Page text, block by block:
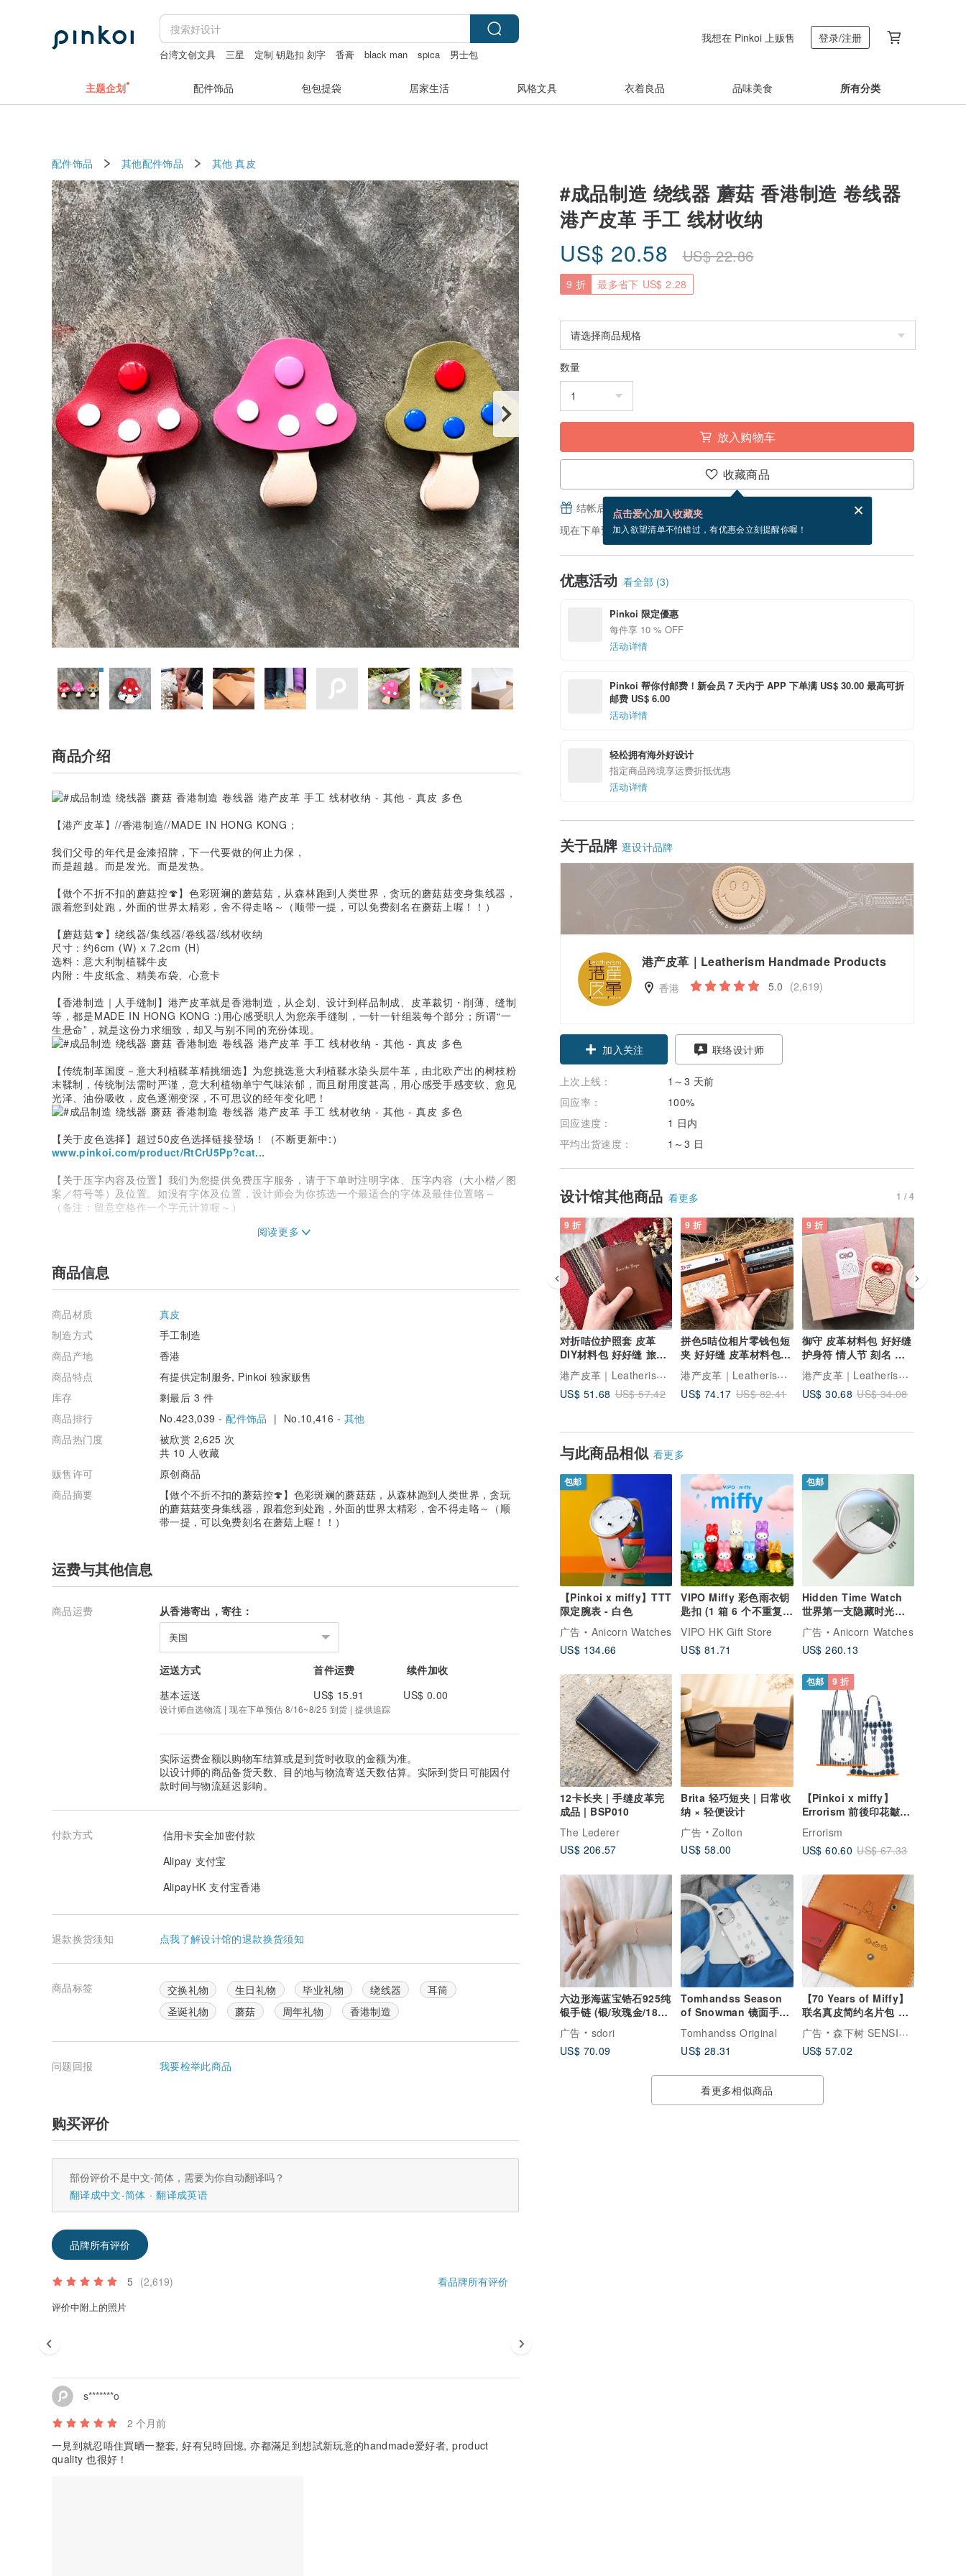
台湾文创文具 三星 定制 钥匙扣 刻字 香膏 black man spica
男士包
我想在 Pinkoi 上贩售 登录/注册
主题企划 配件饰品 包包提袋 居家生活 风格文具 衣着良品 品味美食 所有分类
配件饰品 其他配件饰品 其他 真皮
#成品制造 绕线器 蘑菇 香港制造 卷线器
港产皮革 手工 线材收纳
US$ 20.58 US$22.86
9 折 最多省下 US$ 2.28
数量
放入购物车
收藏商品
点击爱心加入收藏夹
加入欲望清单不怕错过，有优惠会立刻提醒你喔！
结帐后填写并分享，免费帮你寄送电子贺卡。
电子贺卡是什么？
现在下单预估 8/16~8/25 到货。
优惠活动 看全部 (3)
Pinkoi 限定優惠
每件享 10 % OFF
活动详情
Pinkoi 帮你付邮费！新会员 7 天内于 APP 下单满 US$ 30.00 最高可折
邮费 US$ 6.00
活动详情
轻松拥有海外好设计
指定商品跨境享运费折抵优惠
活动详情
关于品牌 逛设计品牌
港产皮革｜Leatherism Handmade Products
香港 5.0 (2,619)
加入关注
联络设计师
上次上线：
1～3 天前
回应率：
100%
回应速度：
1 日内
平均出货速度：
1～3 日
设计馆其他商品 看更多 1 / 4
9 折
对折咭位护照套 皮革
DIY材料包 好好缝 旅行
用品 PASSPORT 护照
夹
港产皮革｜Leatherism Handmade Products
US$ 51.68 US$ 57.42
9 折
拼色5咭位相片零钱包短
夹 好好缝 皮革材料包
皮夹 植鞣 DIY 银包
港产皮革｜Leatherism Handmade Products
US$ 74.17 US$ 82.41
9 折
御守 皮革材料包 好好缝
护身符 情人节 刻名 平
安符 情侣 DIY
港产皮革｜Leatherism Handmade Products
US$ 30.68 US$ 34.08
与此商品相似 看更多
包邮
【Pinkoi x miffy】TTT
限定腕表 - 白色
广告
Anicorn Watches
US$ 134.66
VIPO Miffy 彩色雨衣钥
匙扣 (1 箱 6 个不重复)
MIF37655-SET6
VIPO HK Gift Store
US$ 81.71
包邮
Hidden Time Watch
世界第一支隐藏时光的
表-橄榄
广告
Anicorn Watches
US$ 260.13
12卡长夹 | 手缝皮革完
成品 | BSP010
The Lederer
US$ 206.57
Brita 轻巧短夹 | 日常收
纳 × 轻便设计
广告
Zolton
US$ 58.00
包邮 9 折
【Pinkoi x miffy】
Errorism 前後印花皺摺
Errorism
US$ 60.60 US$ 67.33
六边形海蓝宝锆石925纯
银手链 (银/玫瑰金/18k
金)
广告
sdori
US$ 70.09
Tomhandss Season
of Snowman 镜面手机
Tomhandss Original
US$ 28.31
【70 Years of Miffy】
联名真皮简约名片包 零
钱包 Simple wallet
广告
森下树 SENSIASHU
US$ 57.02
看更多相似商品
商品介绍
【港产皮革】//香港制造//MADE IN HONG KONG；
我们父母的年代是金漆招牌，下一代要做的何止力保，
而是超越。而是发光。而是发热。
【做个不折不扣的蘑菇控🍄】色彩斑斓的蘑菇菇，从森林跑到人类世界，贪玩的蘑菇菇变身集线器，
跟着您到处跑，外面的世界太精彩，舍不得走咯～（顺带一提，可以免费刻名在蘑菇上喔！！）
【蘑菇菇🍄】绕线器/集线器/卷线器/线材收纳
尺寸：约6cm (W) x 7.2cm (H)
选料：意大利制植鞣牛皮
内附：牛皮纸盒、精美布袋、心意卡
【香港制造｜人手缝制】港产皮革就是香港制造，从企划、设计到样品制成、皮革裁切・削薄、缝制
等，都是MADE IN HONG KONG :)用心感受职人为您亲手缝制，一针一针组装每个部分；所谓“一
生悬命”，就是这份力求细致，却又与别不同的充份体现。
【传统制革国度－意大利植鞣革精挑细选】为您挑选意大利植鞣水染头层牛革，由北欧产出的树枝粉
末鞣制，传统制法需时严谨，意大利植物单宁气味浓郁，而且耐用度甚高，用心感受手感变软、愈见
光泽、油份吸收，皮色逐潮变深，不可思议的经年变化吧！
【关于皮色选择】超过50皮色选择链接登场！（不断更新中:）
www.pinkoi.com/product/RtCrU5Pp?cat...
【关于压字内容及位置】我们为您提供免费压字服务，请于下单时注明字体、压字内容（大小楷／图
案／符号等）及位置。如没有字体及位置，设计师会为你拣选一个最适合的字体及最佳位置咯～
（备注：留意空格作一个字元计算喔～）
字体A：4mm｜正楷｜大小写及图案自由组合｜最多13-15个字元
字体B：6.5mm｜草写｜大小写及图案自由组合｜最多10-12个字元
字体C：6.5mm｜草写｜大小写及图案自由组合｜最多10-12个字元
【寄台湾注明】因顺丰速递报关需要，寄台湾地址必须提供身份证号码；烦请于下单时注明，以保证
寄货进度。
【寄货需知 （中、港、澳、台、日地区）】
下单后第二个工作天发货，一般寄出后2-10个工作天送抵。
＊其他地区：另议，烦请私讯洽谈
【注意事项】
－ 相片颜色或有机会出现偏差，颜色请以实物为准；
－ 皮革为天然物料，出现生长纹路、虫斑、颜色不均等均属正常现象；
－ 植鞣皮革容易受环境、使用程度等产生不同的变化，为保持美观及保养，建议完成后定期在皮面
涂上皮革专用清洁剂及貂鼠油等；
－ 此产品含有细小配件、尖锐物件，恕不适合六岁以下儿童使用；六至十二岁儿童必须由成年人陪
同下使用并应小心处理。
商品信息
商品材质
真皮
制造方式
手工制造
商品产地
香港
商品特点
有提供定制服务, Pinkoi 独家贩售
库存
剩最后 3 件
商品排行
No.423,039 -配件饰品 | No.10,416 - 其他
商品热门度
被欣赏 2,625 次
共 10 人收藏
贩售许可
原创商品
商品摘要
【做个不折不扣的蘑菇控🍄】色彩斑斓的蘑菇菇，从森林跑到人类世界，贪玩
的蘑菇菇变身集线器，跟着您到处跑，外面的世界太精彩，舍不得走咯～（顺
带一提，可以免费刻名在蘑菇上喔！！）
运费与其他信息
商品运费 从香港寄出，寄往：
美国
运送方式 首件运费
续件加收
基本运送
US$ 15.91 US$ 0.00
设计师自选物流 | 现在下单预估 8/16~8/25 到货 | 提供追踪
实际运费金额以购物车结算或是到货时收取的金额为准。
以设计师的商品备货天数、目的地与物流寄送天数估算。实际到货日可能因付
款时间与物流延迟影响。
付款方式
信用卡安全加密付款
Alipay 支付宝
AlipayHK 支付宝香港
退款换货须知 点我了解设计馆的退款换货须知
商品标签 交换礼物 生日礼物 毕业礼物 绕线器
耳筒
圣诞礼物
蘑菇 周年礼物 香港制造
问题回报 我要检举此商品
购买评价
部份评价不是中文-简体，需要为你自动翻译吗？
翻译成中文-简体
翻译成英语
品牌所有评价
5 (2,619) 看品牌所有评价
评价中附上的照片
s*******o
2 个月前
一見到就忍唔住買晒一整套, 好有兒時回憶, 亦都滿足到想試新玩意的handmade爱好者, product
quality 也很好！